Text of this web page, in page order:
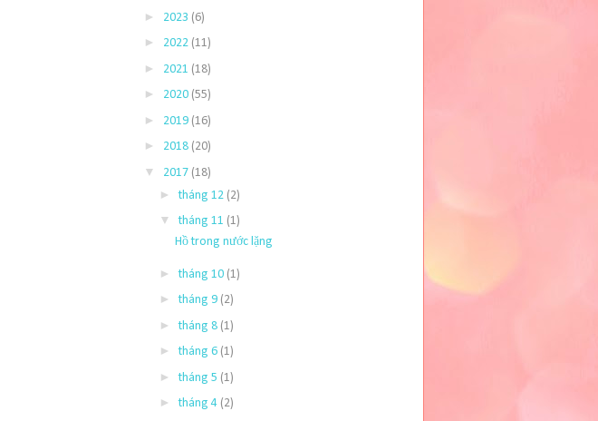
► 2023 (6)
► 2022 (11)
► 2021 (18)
► 2020 (55)
► 2019 (16)
► 2018 (20)
▼ 2017 (18)
►tháng 12 (2)
▼ tháng 11 (1)
Hồ trong nước lặng
►tháng 10 (1)
►tháng 9 (2)
►tháng 8 (1)
►tháng 6 (1)
►tháng 5 (1)
►tháng 4 (2)